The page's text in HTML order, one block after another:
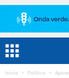
Início Política